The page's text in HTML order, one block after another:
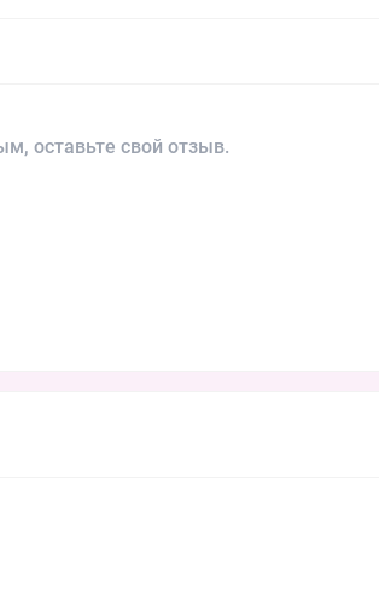
оставьте свой отзыв.